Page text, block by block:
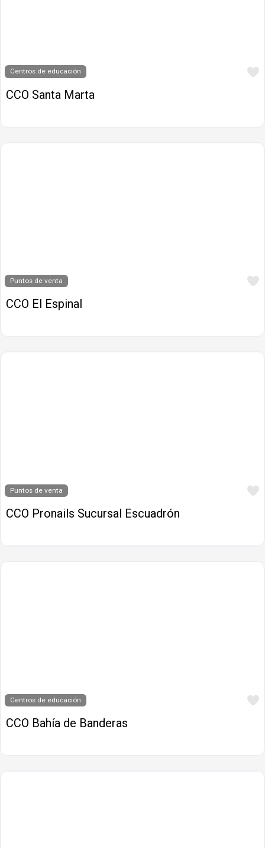
Centros de educación
CCO Santa Marta
Puntos de venta
CCO El Espinal
Puntos de venta
CCO Pronails Sucursal Escuadrón
Centros de educación
CCO Bahía de Banderas